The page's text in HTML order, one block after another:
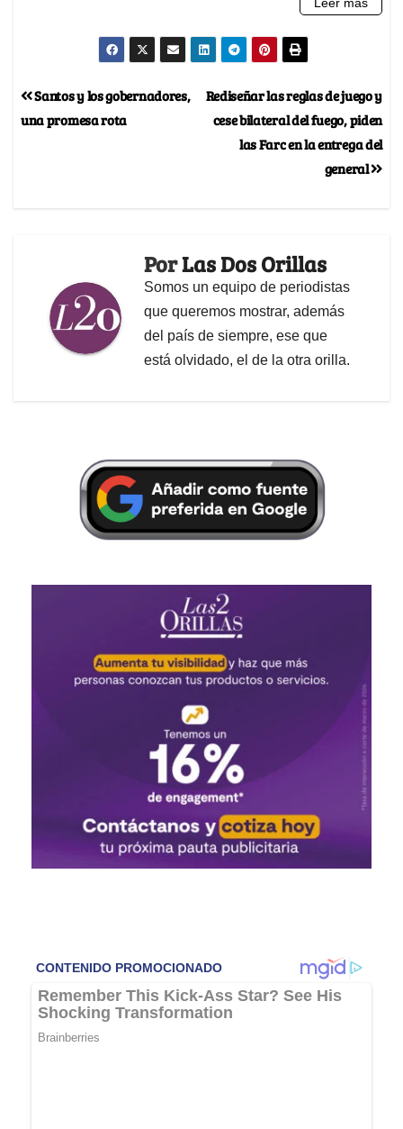
Rediseñar las reglas de juego y
cese bilateral del fuego, piden
las Farc en la entrega del
general
Santos y los gobernadores,
una promesa rota
PorLas Dos Orillas
Somos un equipo de periodistas
que queremos mostrar, además
del país de siempre, ese que
está olvidado, el de la otra orilla.